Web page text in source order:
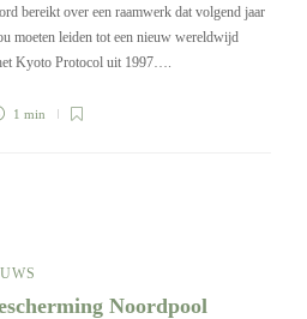
bereikt over een raamwerk dat volgend jaar
moeten leiden tot een nieuw wereldwijd
Kyoto Protocol uit 1997….
1 min
Noordpool